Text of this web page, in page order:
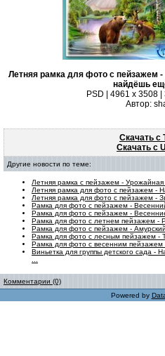
Летняя рамка для фото с пейзажем
найдёшь
PSD | 4961 х 3508
Автор:
Скачать с
Скачать с
Другие новости по теме:
Летняя рамка с пейзажем - Урожайная
Летняя рамка для фото с пейзажем -
Летняя рамка для фото с пейзажем -
Рамка для фото с пейзажем -
Рамка для фото с пейзажем -
Рамка для фото с летнем пейзажем -
Рамка для фото с пейзажем -
Рамка для фото с лесным пейзажем -
Рамка для фото с весенним пейзажем
Виньетка для группы детского сада
Комментарии (0)
Powered by